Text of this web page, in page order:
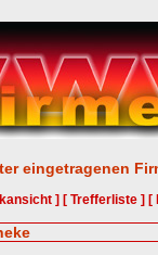
eingetragenen
] [ Trefferliste ] [